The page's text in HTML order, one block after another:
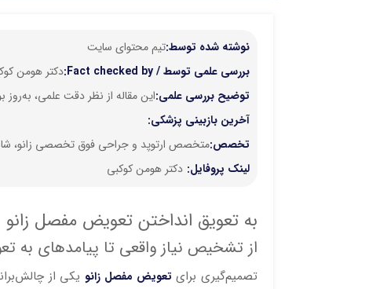
نوشته شده توسط:تیم محتوای سایت
بررسی علمی توسط / Fact checked by:
دکتر هومن
توضیح بررسی علمی:این مقاله از نظر دقت علمی،
آخرین بازبینی پزشکی:
تخصص:متخصص ارتوپد و جراحی فوق تخصصی زانو،
لینک پروفایل: دکتر هومن کوکبی
به تعویق انداختن تعویض مفصل زانو
از تشخیص نیاز واقعی تا پیامدهای به
تصمیم‌گیری برای تعویض مفصل زانویکی از